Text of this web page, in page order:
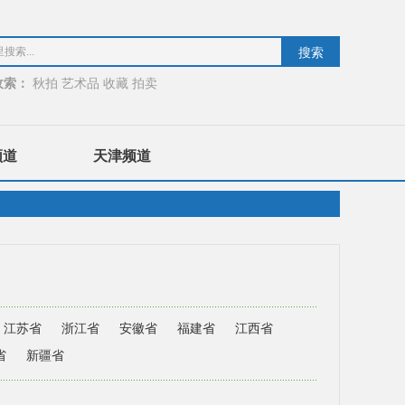
： 秋拍 艺术品 收藏 拍卖
道 天津频道
江苏省 浙江省 安徽省 福建省
江西省
新疆省